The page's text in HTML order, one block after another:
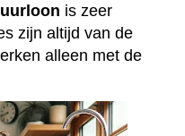
uurloon is zeer
zijn altijd van de
alleen met de